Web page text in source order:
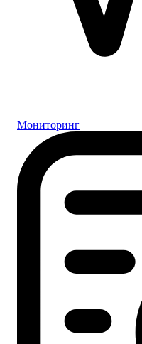
Мониторинг